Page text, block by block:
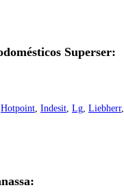
Superser:
Hotpoint, Indesit, Lg, Liebherr,